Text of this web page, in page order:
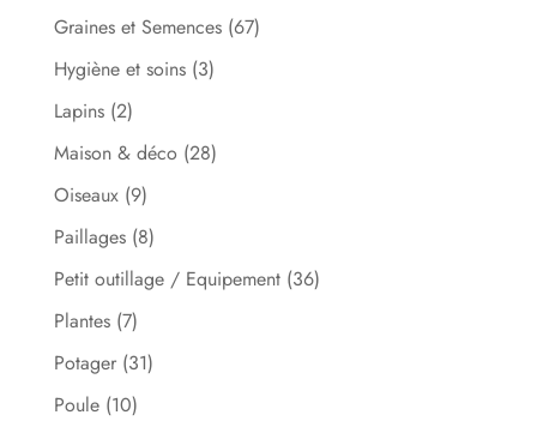
Graines et Semences (67)
Hygiène et soins (3)
Lapins (2)
Maison & déco (28)
Oiseaux (9)
Paillages (8)
Petit outillage / Equipement (36)
Plantes (7)
Potager (31)
Poule (10)